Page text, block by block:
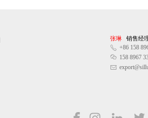
ꀤ 158 8967
ꂅ +86 158
ꂘ
张琳 销售经